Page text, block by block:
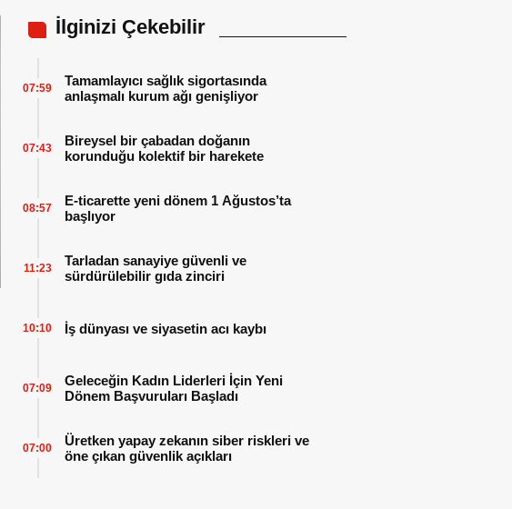
İlginizi Çekebilir
Tamamlayıcı sağlık sigortasında
anlaşmalı kurum ağı genişliyor
07:59
Bireysel bir çabadan doğanın
korunduğu kolektif bir harekete
07:43
E-ticarette yeni dönem 1 Ağustos’ta
başlıyor
08:57
Tarladan sanayiye güvenli ve
sürdürülebilir gıda zinciri
11:23
İş dünyası ve siyasetin acı kaybı
10:10
Geleceğin Kadın Liderleri İçin Yeni
Dönem Başvuruları Başladı
07:09
Üretken yapay zekanın siber riskleri ve
öne çıkan güvenlik açıkları
07:00